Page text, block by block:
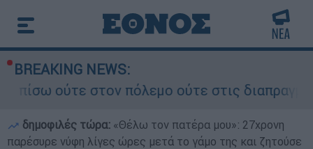
BREAKING NEWS:
πόλεμο ούτε στις διαπραγματεύσεις» - Οι
δημοφιλές τώρα: «Θέλω τον πατέρα μου»: 27χρονη
παρέσυρε νύφη λίγες ώρες μετά το γάμο της και ζητούσε